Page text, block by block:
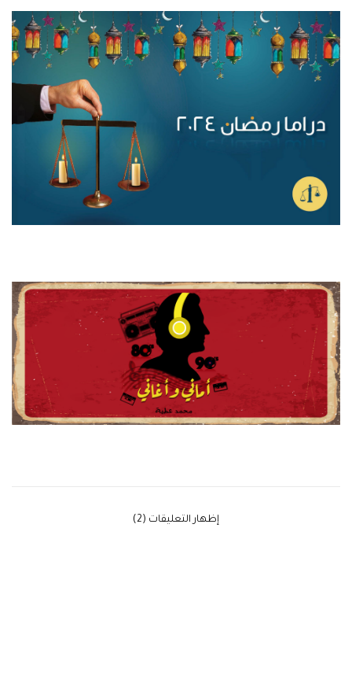
‫إظهار التعليقات (2)